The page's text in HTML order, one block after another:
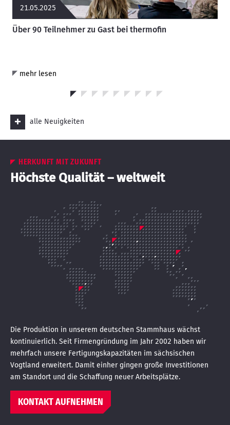
21.05.2025
Über 90 Teilnehmer zu Gast bei thermofin
mehr lesen
alle Neuigkeiten
HERKUNFT MIT ZUKUNFT
Höchste Qualität – weltweit
Die Produktion in unserem deutschen Stammhaus wächst
kontinuierlich. Seit Firmengründung im Jahr 2002 haben wir
mehrfach unsere Fertigungskapazitäten im sächsischen
Vogtland erweitert. Damit einher gingen große Investitionen
am Standort und die Schaffung neuer Arbeitsplätze.
KONTAKT AUFNEHMEN